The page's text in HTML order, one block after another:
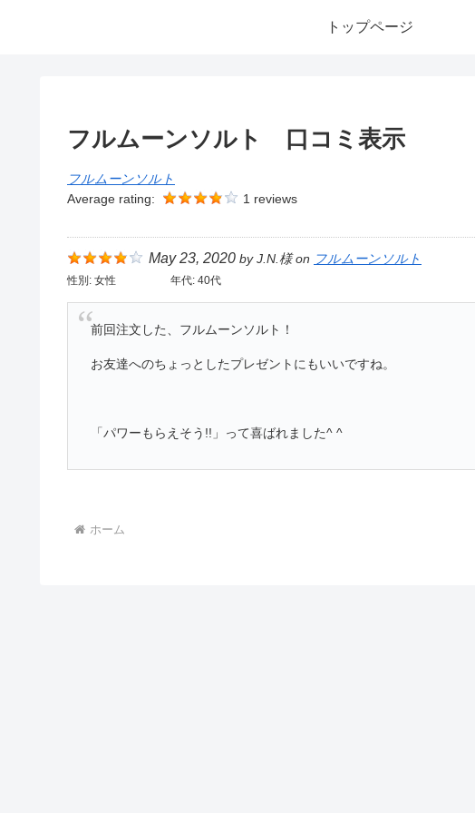
トップページ
フルムーンソルト 口コミ表示
フルムーンソルト
Average rating:
1 reviews
May 23, 2020 byJ.N.様on フルムーンソルト
性別: 女性 年代: 40代
前回注文した、フルムーンソルト！
お友達へのちょっとしたプレゼントにもいいですね。
「パワーもらえそう!!」って喜ばれました^ ^
ホーム